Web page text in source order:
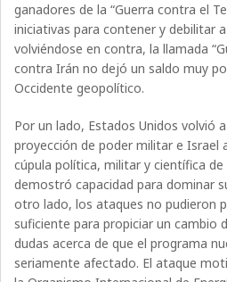
ganadores de la “Guerra contra el
iniciativas para contener y debilitar
volviéndose en contra, la llamada
contra Irán no dejó un saldo muy
Occidente geopolítico.
Por un lado, Estados Unidos volvió
proyección de poder militar e Israel
cúpula política, militar y científica de
demostró capacidad para dominar
otro lado, los ataques no pudieron
suficiente para propiciar un cambio
dudas acerca de que el programa
seriamente afectado. El ataque